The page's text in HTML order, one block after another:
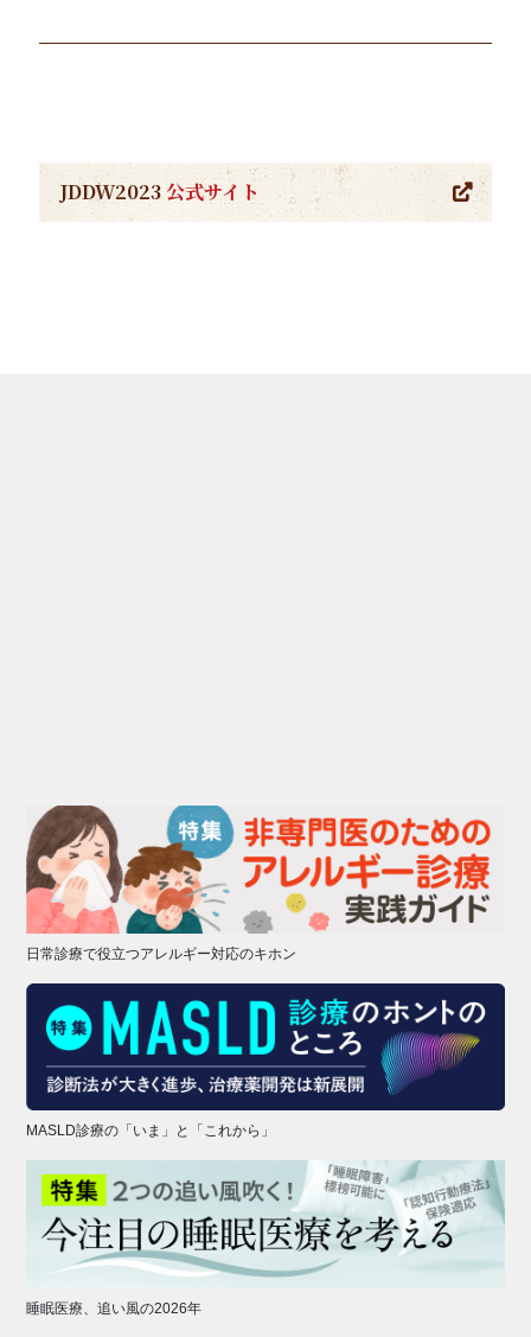
JDDW2023公式サイト
日常診療で役立つアレルギー対応のキホン
MASLD診療の「いま」と「これから」
睡眠医療、追い風の2026年